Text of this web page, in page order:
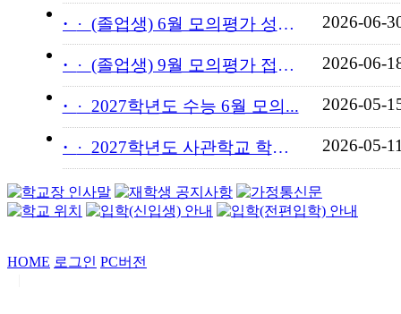
· (졸업생) 6월 모의평가 성적... 2026-06-
· (졸업생) 9월 모의평가 접수... 2026-06-
· 2027학년도 수능 6월 모의... 2026-05-
· 2027학년도 사관학교 학교장... 2026-05-
HOME 로그인 PC버전